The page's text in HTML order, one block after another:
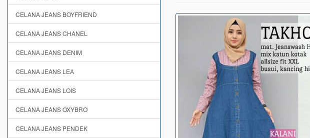
CELANA JEANS BOYFRIEND
CELANA JEANS CHANEL
CELANA JEANS DENIM
CELANA JEANS LEA
CELANA JEANS LOIS
CELANA JEANS OXYBRO
CELANA JEANS PENDEK